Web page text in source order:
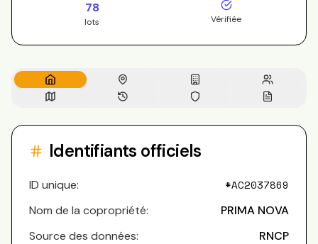
78
lots Vérifiée
Identifiants officiels
ID unique: #AC2037869
Nom de la copropriété:
PRIMA NOVA
Source des données:
RNCP